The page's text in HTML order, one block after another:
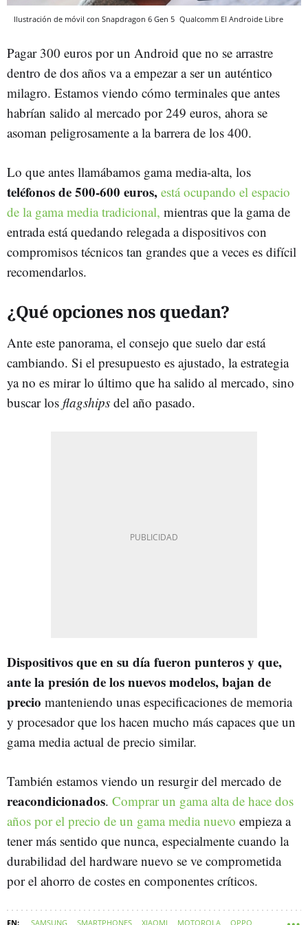
Ilustración de móvil con Snapdragon 6 Gen 5 Qualcomm El Androide Libre
Pagar 300 euros por un Android que no se arrastre
dentro de dos años va a empezar a ser un auténtico
milagro. Estamos viendo cómo terminales que antes
habrían salido al mercado por 249 euros, ahora se
asoman peligrosamente a la barrera de los 400.
Lo que antes llamábamos gama media-alta, los
teléfonos de 500-600 euros, está ocupando el espacio
de la gama media tradicional, mientras que la gama de
entrada está quedando relegada a dispositivos con
compromisos técnicos tan grandes que a veces es difícil
recomendarlos.
¿Qué opciones nos quedan?
Ante este panorama, el consejo que suelo dar está
cambiando. Si el presupuesto es ajustado, la estrategia
ya no es mirar lo último que ha salido al mercado, sino
buscar los flagships del año pasado.
Dispositivos que en su día fueron punteros y que,
ante la presión de los nuevos modelos, bajan de
precio manteniendo unas especificaciones de memoria
y procesador que los hacen mucho más capaces que un
gama media actual de precio similar.
También estamos viendo un resurgir del mercado de
reacondicionados. Comprar un gama alta de hace dos
años por el precio de un gama media nuevo empieza a
tener más sentido que nunca, especialmente cuando la
durabilidad del hardware nuevo se ve comprometida
por el ahorro de costes en componentes críticos.
SAMSUNG SMARTPHONES XIAOMI MOTOROLA OPPO